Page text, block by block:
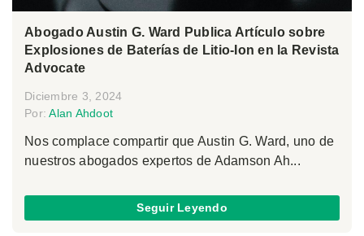
Abogado Austin G. Ward Publica Artículo sobre
Explosiones de Baterías de Litio-Ion en la Revista
Advocate
Diciembre 3, 2024
Por:Alan Ahdoot
Nos complace compartir que Austin G. Ward, uno de
nuestros abogados expertos de Adamson Ah...
Seguir Leyendo